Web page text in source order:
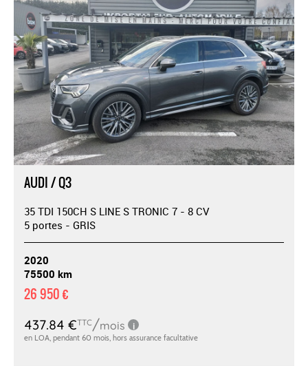
AUDI / Q3
35 TDI 150CH S LINE S TRONIC 7 - 8 CV
5 portes - GRIS
2020
75500 km
26 950 €